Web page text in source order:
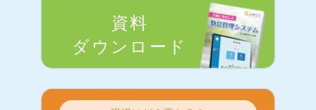
資料
ダウンロード